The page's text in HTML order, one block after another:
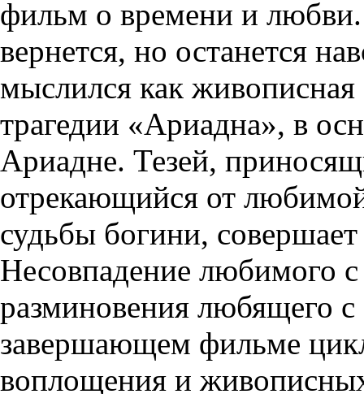
фильм о времени и
вернется, но останется
мыслился как живописная
трагедии «Ариадна», в
Ариадне. Тезей,
отрекающийся от
судьбы богини,
Несовпадение любимого
разминовения любящего
завершающем фильме
воплощения и